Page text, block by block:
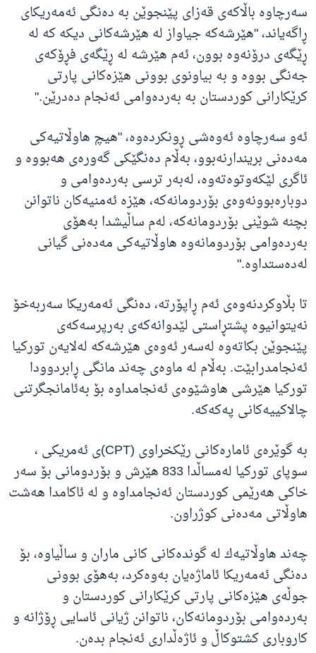
سەرچاوە باڵاکەی قەزای پێنجوێن بە دەنگی ئەمەریكای
ڕاگەیاند، "هێرشەكە جیاواز لە هێرشەكانی دیكە كە لە
ڕێگەی درۆنەوە بوون، ئەم هێرشە لە ڕێگەی فڕۆكەی
جەنگی بووە و بە بیاونوی بوونی هێزەكانی پارتی
كرێكارانی كوردستان بە بەردەوامی ئەنجام دەدرێن."
ئەو سەرچاوە ئەوەشی ڕونكردەوە، "هیچ هاوڵاتیەكی
مەدەنی بریندارنەبوو، بەڵام دەنگێكی گەورەی هەبووە و
ئاگری لێكەوتوەتەوە، لەبەر ترسی بەردەوامی و
دوبارەبوونەوەی بۆردومانەكە، هێزە ئەمنیەكان ناتوانن
بچنە شوێنی بۆردومانەكە، لەم ساڵیشدا بەهۆی
بەردەوامی بۆردومانەوە هاوڵاتیەكی مەدەنی گیانی
لەدەستداوە."
تا بڵاوکردنەوەی ئەم ڕاپۆرتە، دەنگی ئەمەریکا سەربەخۆ
نەیتوانیوە پشتڕاستی لێدوانەکەی بەرپرسەکەی
پێنجوێن بکاتەوە لەسەر ئەوەی هێرشەکە لەلایەن تورکیا
ئەنجامدرابێت. بەڵام لە ماوەی چەند مانگی ڕابردوودا
تورکیا هێرشی هاوشێوەی ئەنجامداوە بۆ بەئامانجگرتنی
چالاکییەکانی پەکەکە.
بە گوێرەی ئامارەكانی رێكخراوی (CPT)ی ئەمریكی ،
سوپای توركیا لەمساڵدا 833 هێرش و بۆردومانی بۆ سەر
خاكی هەرێمی كوردستان ئەنجامداوە و لە ئاكامدا هەشت
هاوڵاتی مەدەنی کوژراون.
چەند هاوڵاتیەك لە گوندەكانی كانی ماران و ساڵیاوە، بۆ
دەنگی ئەمەریکا ئاماژەیان بەوەكرد، بەهۆی بوونی
جوڵەی هێزەكانی پارتی كرێكارانی كوردستان و
بەردەوامی بۆردومانەكان، ناتوانن ژیانی ئاسایی ڕۆژانە و
كاروباری كشتوكاڵ و ئاژەڵداری ئەنجام بدەن.